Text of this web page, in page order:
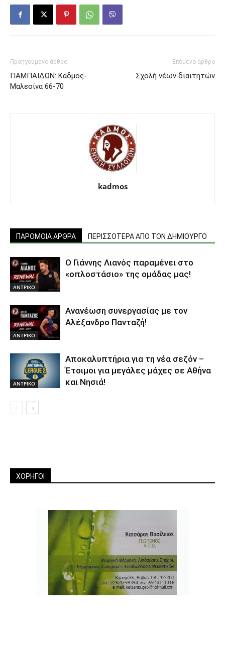
Προηγούμενο άρθρο
ΠΑΜΠΑΙΔΩΝ: Κάδμος-
Μαλεσίνα 66-70
Επόμενο άρθρο
Σχολή νέων διαιτητών
kadmos
ΠΑΡΟΜΟΙΑ ΑΡΘΡΑ ΠΕΡΙΣΣΟΤΕΡΑ ΑΠΟ ΤΟΝ ΔΗΜΙΟΥΡΓΟ
ΑΝTΡΙΚΟ
Ο Γιάννης Λιανός παραμένει στο
«οπλοστάσιο» της ομάδας μας!
ΑΝTΡΙΚΟ
Ανανέωση συνεργασίας με τον
Αλέξανδρο Πανταζή!
ΑΝTΡΙΚΟ
Αποκαλυπτήρια για τη νέα σεζόν –
Έτοιμοι για μεγάλες μάχες σε Αθήνα
και Νησιά!
ΧΟΡΗΓΟΙ